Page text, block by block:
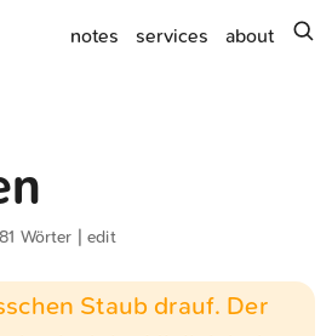
notes services about
Wörter |edit
Staub drauf. Der